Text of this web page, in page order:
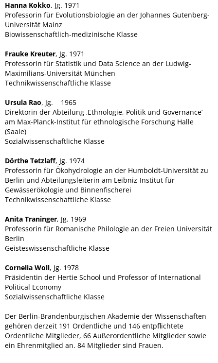
Hanna Kokko, Jg. 1971
Professorin für Evolutionsbiologie an der Johannes Gutenberg-
Universität Mainz
Biowissenschaftlich-medizinische Klasse
Frauke Kreuter, Jg. 1971
Professorin für Statistik und Data Science an der Ludwig-
Maximilians-Universität München
Technikwissenschaftliche Klasse
Ursula Rao, Jg. 1965
Direktorin der Abteilung ‚Ethnologie, Politik und Governance‘
am Max-Planck-Institut für ethnologische Forschung Halle
(Saale)
Sozialwissenschaftliche Klasse
Dörthe Tetzlaff, Jg. 1974
Professorin für Ökohydrologie an der Humboldt-Universität zu
Berlin und Abteilungsleiterin am Leibniz-Institut für
Gewässerökologie und Binnenfischerei
Technikwissenschaftliche Klasse
Anita Traninger, Jg. 1969
Professorin für Romanische Philologie an der Freien Universität
Berlin
Geisteswissenschaftliche Klasse
Cornelia Woll, Jg. 1978
Präsidentin der Hertie School und Professor of International
Political Economy
Sozialwissenschaftliche Klasse
Der Berlin-Brandenburgischen Akademie der Wissenschaften
gehören derzeit 191 Ordentliche und 146 entpflichtete
Ordentliche Mitglieder, 66 Außerordentliche Mitglieder sowie
ein Ehrenmitglied an. 84 Mitglieder sind Frauen.